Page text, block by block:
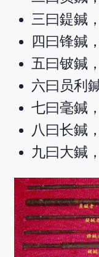
三曰鍉鍼
四曰锋鍼
五曰铍鍼
六曰员利
七曰毫鍼
八曰长鍼
九曰大鍼